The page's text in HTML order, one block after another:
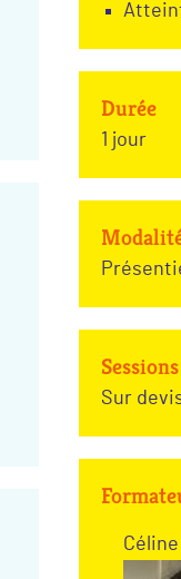
Durée
1 jour
Sur
Céline